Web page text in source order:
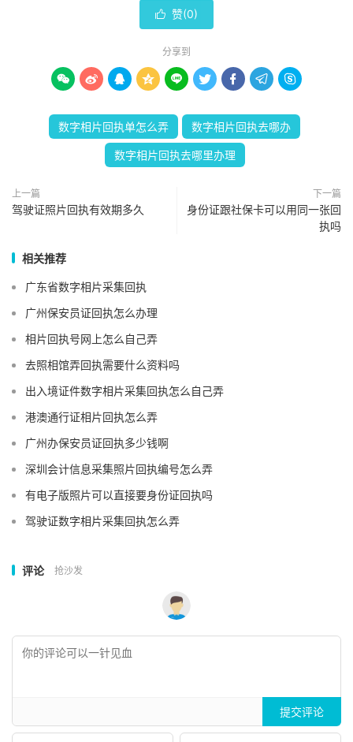
 赞(0)
分享到
        
数字相片回执单怎么弄 数字相片回执去哪办
数字相片回执去哪里办理
上一篇
驾驶证照片回执有效期多久
下一篇
身份证跟社保卡可以用同一张回
执吗
相关推荐
广东省数字相片采集回执
广州保安员证回执怎么办理
相片回执号网上怎么自己弄
去照相馆弄回执需要什么资料吗
出入境证件数字相片采集回执怎么自己弄
港澳通行证相片回执怎么弄
广州办保安员证回执多少钱啊
深圳会计信息采集照片回执编号怎么弄
有电子版照片可以直接要身份证回执吗
驾驶证数字相片采集回执怎么弄
评论 抢沙发
提交评论